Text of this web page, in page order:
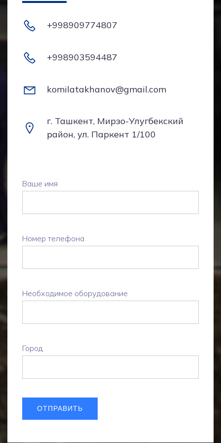
+998909774807
+998903594487
komilatakhanov@gmail.com
г. Ташкент, Мирзо-Улугбекский
район, ул. Паркент 1/100
Ваше имя
Номер телефона
Необходимое оборудование
Город